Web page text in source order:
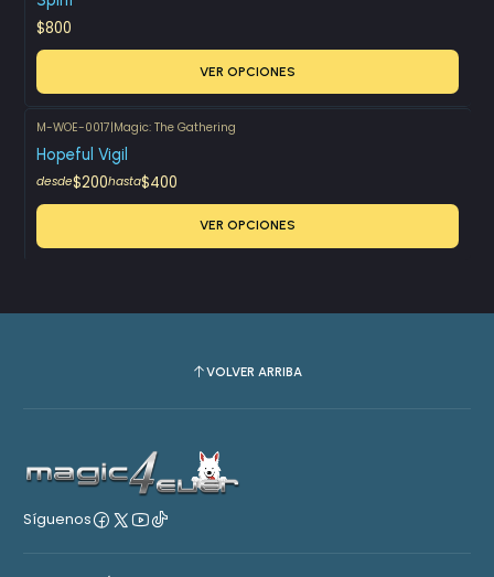
$800
VER OPCIONES
M-WOE-0017|Magic: The Gathering
Hopeful Vigil
desde$200hasta$400
VER OPCIONES
VOLVER ARRIBA
Síguenos